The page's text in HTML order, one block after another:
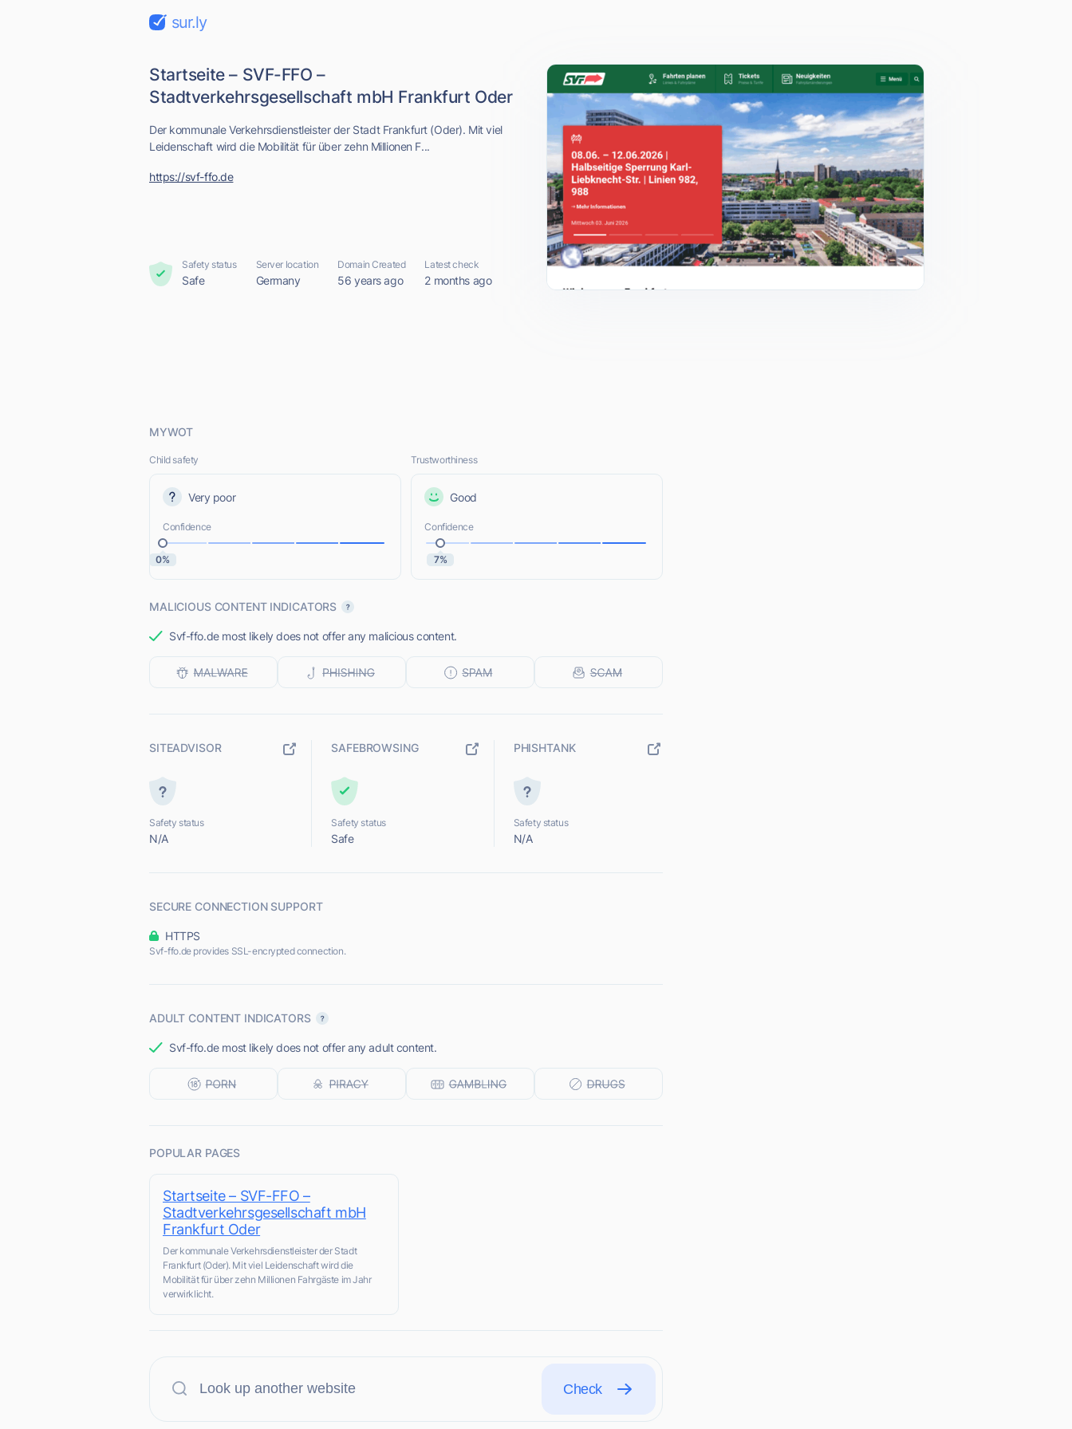
sur.ly
Startseite – SVF-FFO –
Stadtverkehrsgesellschaft mbH Frankfurt Oder
Der kommunale Verkehrsdienstleister der Stadt Frankfurt (Oder). Mit viel
Leidenschaft wird die Mobilität für über zehn Millionen F...
https://svf-ffo.de
Safety status
Safe
Server location
Germany
Domain Created
56 years ago
Latest check
2 months ago
MYWOT
Child safety
Very poor
Confidence
0%
Trustworthiness
Good
Confidence
7%
MALICIOUS CONTENT INDICATORS
Svf-ffo.de most likely does not offer any malicious content.
SITEADVISOR
Safety status
N/A
SAFEBROWSING
Safety status
Safe
PHISHTANK
Safety status
N/A
SECURE CONNECTION SUPPORT
HTTPS
Svf-ffo.de provides SSL-encrypted connection.
ADULT CONTENT INDICATORS
Svf-ffo.de most likely does not offer any adult content.
POPULAR PAGES
Startseite – SVF-FFO –
Stadtverkehrsgesellschaft mbH
Frankfurt Oder
Der kommunale Verkehrsdienstleister der Stadt
Frankfurt (Oder). Mit viel Leidenschaft wird die
Mobilität für über zehn Millionen Fahrgäste im Jahr
verwirklicht.
Check